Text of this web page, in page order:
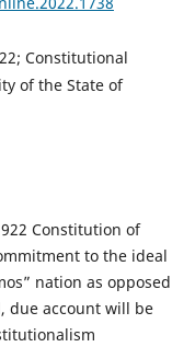
Constitutional
of the State of
Constitution of
to the ideal
nation as opposed
due account will be